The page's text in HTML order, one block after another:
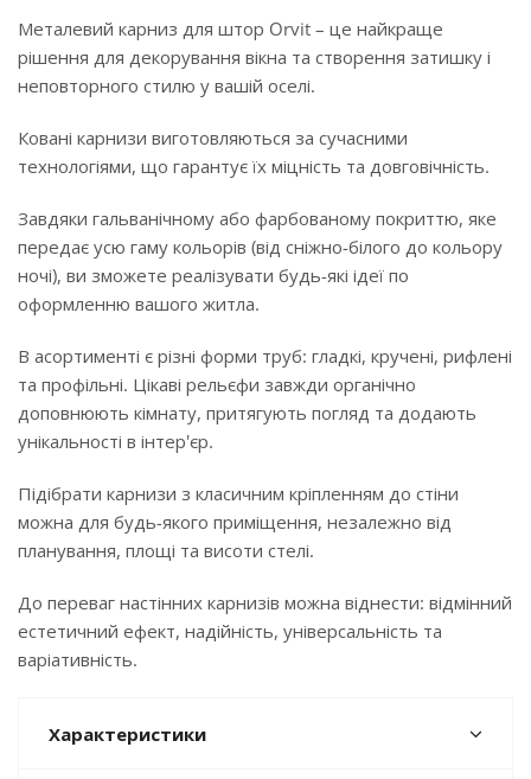
Металевий карниз для штор Orvit – це найкраще
рішення для декорування вікна та створення затишку і
неповторного стилю у вашій оселі.
Ковані карнизи виготовляються за сучасними
технологіями, що гарантує їх міцність та довговічність.
Завдяки гальванічному або фарбованому покриттю, яке
передає усю гаму кольорів (від сніжно-білого до кольору
ночі), ви зможете реалізувати будь-які ідеї по
оформленню вашого житла.
В асортименті є різні форми труб: гладкі, кручені, рифлені
та профільні. Цікаві рельєфи завжди органічно
доповнюють кімнату, притягують погляд та додають
унікальності в інтер'єр.
Підібрати карнизи з класичним кріпленням до стіни
можна для будь-якого приміщення, незалежно від
планування, площі та висоти стелі.
До переваг настінних карнизів можна віднести: відмінний
естетичний ефект, надійність, універсальність та
варіативність.
Характеристики